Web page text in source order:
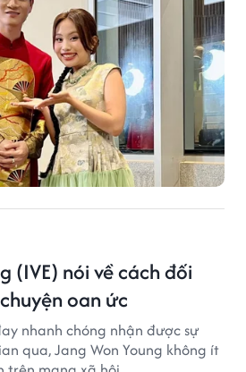
(IVE) nói về cách đối
oan ức
nhanh chóng nhận được sự
qua, Jang Won Young không ít